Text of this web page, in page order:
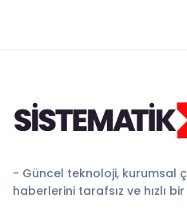
- Güncel teknoloji, kurumsal
haberlerini tarafsız ve hızlı